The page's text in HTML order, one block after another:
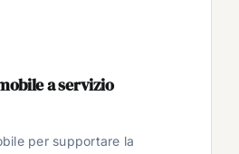
a servizio
per supportare la